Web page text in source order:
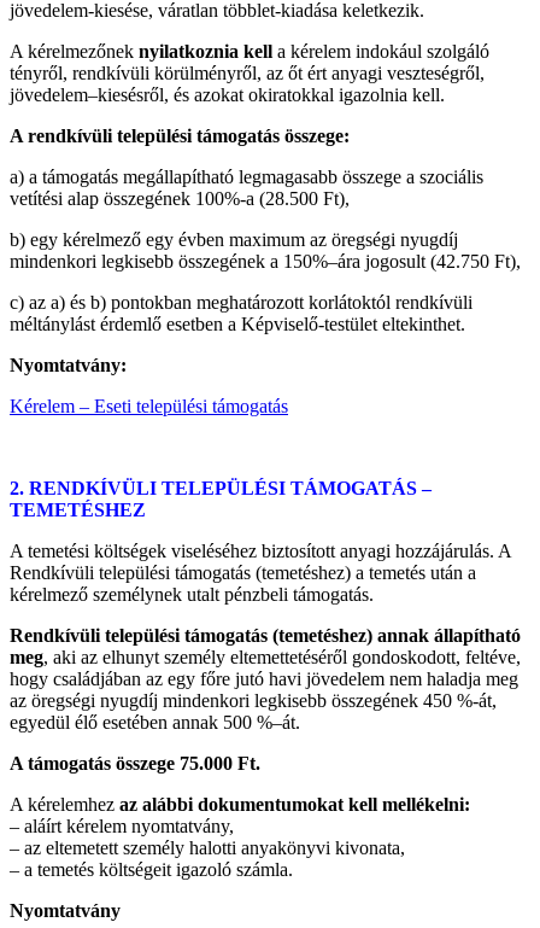
jövedelem-kiesése, váratlan többlet-kiadása keletkezik.
A kérelmezőnek nyilatkoznia kell a kérelem indokául szolgáló
tényről, rendkívüli körülményről, az őt ért anyagi veszteségről,
jövedelem–kiesésről, és azokat okiratokkal igazolnia kell.
A rendkívüli települési támogatás összege:
a) a támogatás megállapítható legmagasabb összege a szociális
vetítési alap összegének 100%-a (28.500 Ft),
b) egy kérelmező egy évben maximum az öregségi nyugdíj
mindenkori legkisebb összegének a 150%–ára jogosult (42.750 Ft),
c) az a) és b) pontokban meghatározott korlátoktól rendkívüli
méltánylást érdemlő esetben a Képviselő-testület eltekinthet.
Nyomtatvány:
Kérelem – Eseti települési támogatás
2. RENDKÍVÜLI TELEPÜLÉSI TÁMOGATÁS –
TEMETÉSHEZ
A temetési költségek viseléséhez biztosított anyagi hozzájárulás. A
Rendkívüli települési támogatás (temetéshez) a temetés után a
kérelmező személynek utalt pénzbeli támogatás.
Rendkívüli települési támogatás (temetéshez) annak állapítható
meg, aki az elhunyt személy eltemettetéséről gondoskodott, feltéve,
hogy családjában az egy főre jutó havi jövedelem nem haladja meg
az öregségi nyugdíj mindenkori legkisebb összegének 450 %-át,
egyedül élő esetében annak 500 %–át.
A támogatás összege 75.000 Ft.
A kérelemhez az alábbi dokumentumokat kell mellékelni:
– aláírt kérelem nyomtatvány,
– az eltemetett személy halotti anyakönyvi kivonata,
– a temetés költségeit igazoló számla.
Nyomtatvány